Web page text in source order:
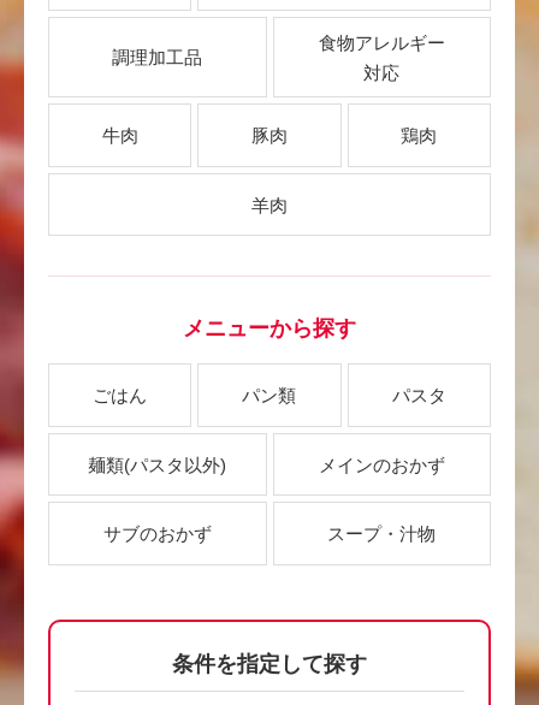
調理加工品
食物アレルギー
対応
牛肉 豚肉 鶏肉
羊肉
メニューから探す
ごはん パン類 パスタ
麺類(パスタ以外) メインのおかず
サブのおかず スープ・汁物
条件を指定して探す